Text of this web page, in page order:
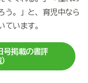
う。」と、育児中なら
ています。
号掲載の書評